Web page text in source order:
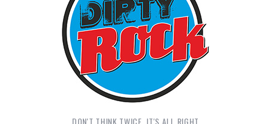
DON'T THINK TWICE, IT'S ALL RIGHT